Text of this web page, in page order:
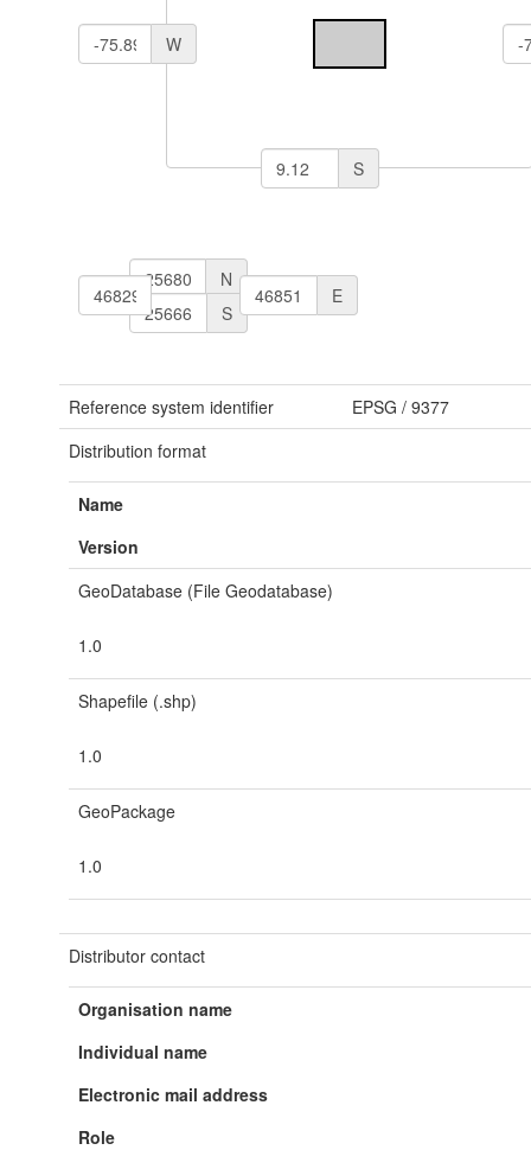
S
W
N
S
E
W
Reference system identifier EPSG /9377
Distribution format
Name
Version
GeoDatabase (File Geodatabase)
1.0
Shapefile (.shp)
1.0
GeoPackage
1.0
Distributor contact
Organisation name
Individual name
Electronic mail address
Role